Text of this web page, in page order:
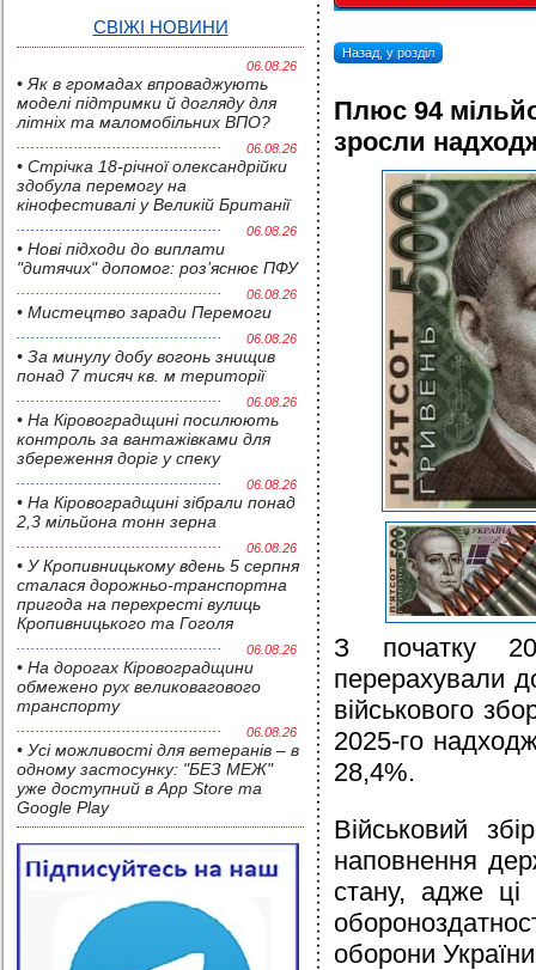
СВІЖІ НОВИНИ
06.08.26
• Як в громадах впроваджують
моделі підтримки й догляду для
літніх та маломобільних ВПО?
06.08.26
• Стрічка 18-річної олександрійки
здобула перемогу на
кінофестивалі у Великій Британії
06.08.26
• Нові підходи до виплати
"дитячих" допомог: роз’яснює ПФУ
06.08.26
• Мистецтво заради Перемоги
06.08.26
• За минулу добу вогонь знищив
понад 7 тисяч кв. м території
06.08.26
• На Кіровоградщині посилюють
контроль за вантажівками для
збереження доріг у спеку
06.08.26
• На Кіровоградщині зібрали понад
2,3 мільйона тонн зерна
06.08.26
• У Кропивницькому вдень 5 серпня
сталася дорожньо-транспортна
пригода на перехресті вулиць
Кропивницького та Гоголя
06.08.26
• На дорогах Кіровоградщини
обмежено рух великовагового
транспорту
06.08.26
• Усі можливості для ветеранів – в
одному застосунку: "БЕЗ МЕЖ"
уже доступний в App Store та
Google Play
Назад, у розділ
Плюс 94
зросли
З початку
перерахували
військового
2025-го
28,4%.
Військовий
наповнення
стану, адже ці
оборони